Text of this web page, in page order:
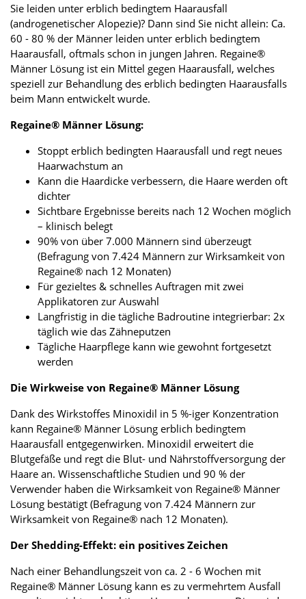
Sie leiden unter erblich bedingtem Haarausfall
(androgenetischer Alopezie)? Dann sind Sie nicht allein: Ca.
60 - 80 % der Männer leiden unter erblich bedingtem
Haarausfall, oftmals schon in jungen Jahren. Regaine®
Männer Lösung ist ein Mittel gegen Haarausfall, welches
speziell zur Behandlung des erblich bedingten Haarausfalls
beim Mann entwickelt wurde.
Regaine® Männer Lösung:
Stoppt erblich bedingten Haarausfall und regt neues
Haarwachstum an
Kann die Haardicke verbessern, die Haare werden oft
dichter
Sichtbare Ergebnisse bereits nach 12 Wochen möglich
– klinisch belegt
90% von über 7.000 Männern sind überzeugt
(Befragung von 7.424 Männern zur Wirksamkeit von
Regaine® nach 12 Monaten)
Für gezieltes & schnelles Auftragen mit zwei
Applikatoren zur Auswahl
Langfristig in die tägliche Badroutine integrierbar: 2x
täglich wie das Zähneputzen
Tägliche Haarpflege kann wie gewohnt fortgesetzt
werden
Die Wirkweise von Regaine® Männer Lösung
Dank des Wirkstoffes Minoxidil in 5 %-iger Konzentration
kann Regaine® Männer Lösung erblich bedingtem
Haarausfall entgegenwirken. Minoxidil erweitert die
Blutgefäße und regt die Blut- und Nährstoffversorgung der
Haare an. Wissenschaftliche Studien und 90 % der
Verwender haben die Wirksamkeit von Regaine® Männer
Lösung bestätigt (Befragung von 7.424 Männern zur
Wirksamkeit von Regaine® nach 12 Monaten).
Der Shedding-Effekt: ein positives Zeichen
Nach einer Behandlungszeit von ca. 2 - 6 Wochen mit
Regaine® Männer Lösung kann es zu vermehrtem Ausfall